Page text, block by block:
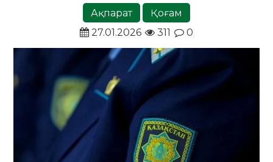
Ақпарат
Қоғам
27.01.2026
311 0